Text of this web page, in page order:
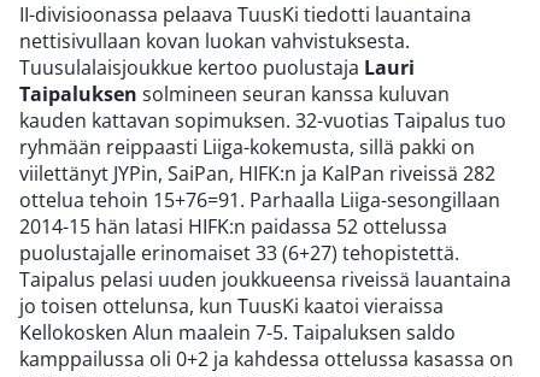
II-divisioonassa pelaava TuusKi tiedotti lauantaina
nettisivullaan kovan luokan vahvistuksesta.
Tuusulalaisjoukkue kertoo puolustaja Lauri
Taipaluksen solmineen seuran kanssa kuluvan
kauden kattavan sopimuksen. 32-vuotias Taipalus tuo
ryhmään reippaasti Liiga-kokemusta, sillä pakki on
viilettänyt JYPin, SaiPan, HIFK:n ja KalPan riveissä 282
ottelua tehoin 15+76=91. Parhaalla Liiga-sesongillaan
2014-15 hän latasi HIFK:n paidassa 52 ottelussa
puolustajalle erinomaiset 33 (6+27) tehopistettä.
Taipalus pelasi uuden joukkueensa riveissä lauantaina
jo toisen ottelunsa, kun TuusKi kaatoi vieraissa
Kellokosken Alun maalein 7-5. Taipaluksen saldo
kamppailussa oli 0+2 ja kahdessa ottelussa kasassa on